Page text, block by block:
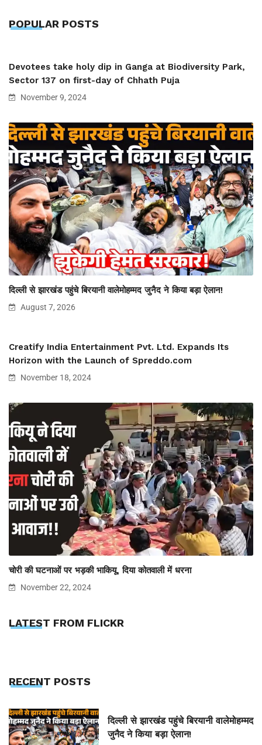
POPULAR POSTS
Devotees take holy dip in Ganga at Biodiversity Park,
Sector 137 on first-day of Chhath Puja
November 9, 2024
दिल्ली से झारखंड पहुंचे बिरयानी वालेमोहम्मद जुनैद ने किया बड़ा ऐलान!
August 7, 2026
Creatify India Entertainment Pvt. Ltd. Expands Its
Horizon with the Launch of Spreddo.com
November 18, 2024
चोरी की घटनाओं पर भड़की भाकियू, दिया कोतवाली में धरना
November 22, 2024
LATEST FROM FLICKR
RECENT POSTS
दिल्ली से झारखंड पहुंचे बिरयानी वालेमोहम्मद
जुनैद ने किया बड़ा ऐलान!